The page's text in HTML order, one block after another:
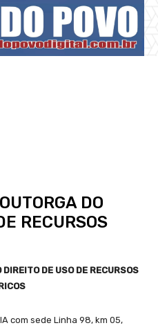
DO
RECURSOS
DE USO DE RECURSOS
com sede Linha 98, km 05,